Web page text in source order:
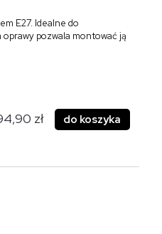
E27. Idealne do
pozwala montować ją
zł do koszyka